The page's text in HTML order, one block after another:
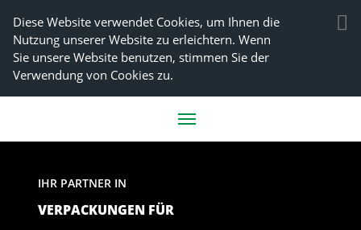
Diese Website verwendet Cookies, um Ihnen die
Nutzung unserer Website zu erleichtern. Wenn
Sie unsere Website benutzen, stimmen Sie der
Verwendung von Cookies zu.
IHR PARTNER IN
VERPACKUNGEN FÜR